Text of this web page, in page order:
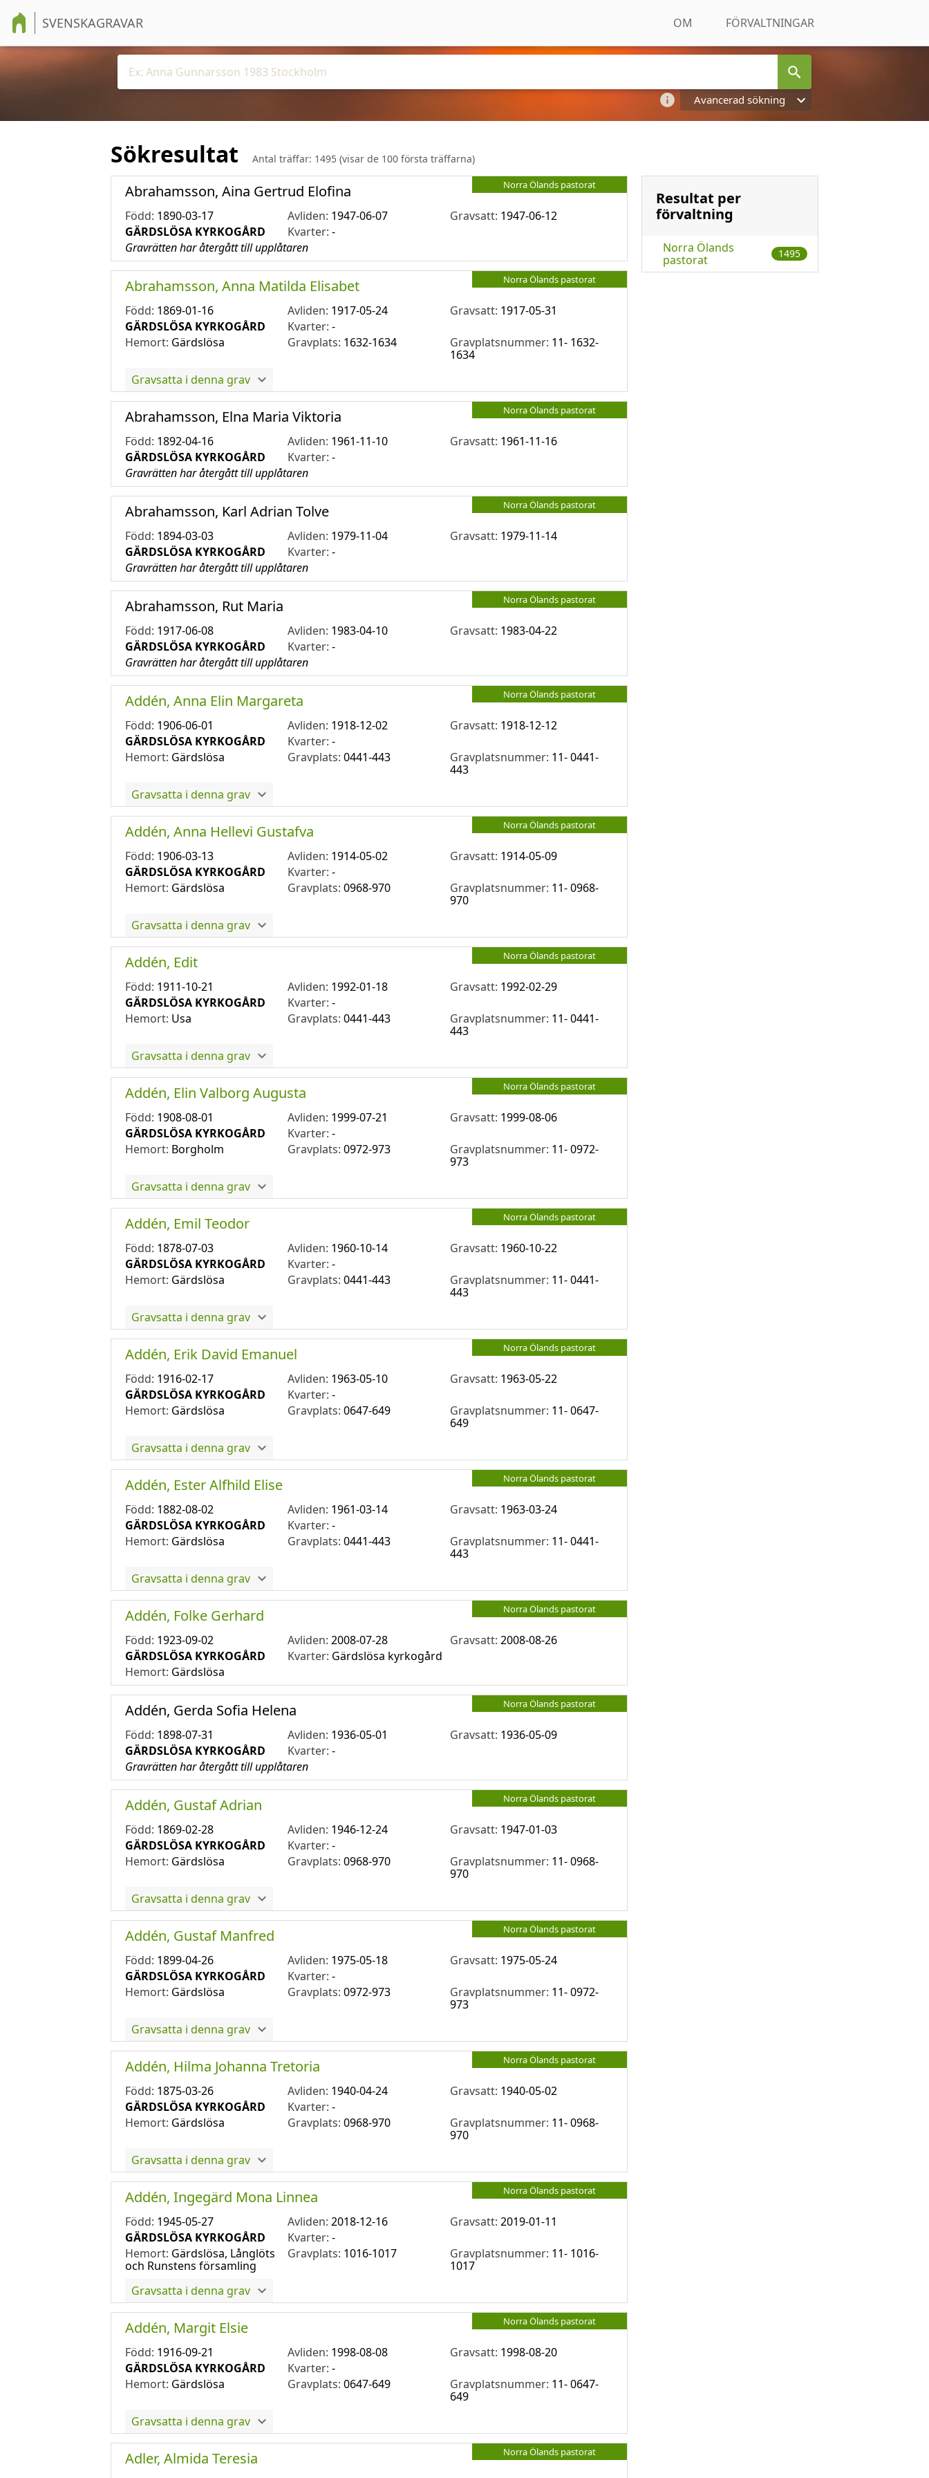
SVENSKAGRAVAR OM FÖRVALTNINGAR
Avancerad sökning
Sökresultat Antal träffar: 1495 (visar de 100 första träffarna)
Resultat per
förvaltning
Norra Ölands
pastorat
1495
Norra Ölands pastorat
Abrahamsson, Aina Gertrud Elofina
Född: 1890-03-17 Avliden: 1947-06-07 Gravsatt: 1947-06-12
GÄRDSLÖSA KYRKOGÅRD
Kvarter:-
Gravrätten har återgått till upplåtaren
Norra Ölands pastorat
Abrahamsson, Anna Matilda Elisabet
Född: 1869-01-16 Avliden: 1917-05-24 Gravsatt: 1917-05-31
GÄRDSLÖSA KYRKOGÅRD
Kvarter:-
Hemort: Gärdslösa Gravplats: 1632-1634 Gravplatsnummer: 11- 1632-
1634
Gravsatta i denna grav
Norra Ölands pastorat
Abrahamsson, Elna Maria Viktoria
Född: 1892-04-16 Avliden: 1961-11-10 Gravsatt: 1961-11-16
GÄRDSLÖSA KYRKOGÅRD
Kvarter:-
Gravrätten har återgått till upplåtaren
Norra Ölands pastorat
Abrahamsson, Karl Adrian Tolve
Född: 1894-03-03 Avliden: 1979-11-04 Gravsatt: 1979-11-14
GÄRDSLÖSA KYRKOGÅRD
Kvarter:-
Gravrätten har återgått till upplåtaren
Norra Ölands pastorat
Abrahamsson, Rut Maria
Född: 1917-06-08 Avliden: 1983-04-10 Gravsatt: 1983-04-22
GÄRDSLÖSA KYRKOGÅRD
Kvarter:-
Gravrätten har återgått till upplåtaren
Norra Ölands pastorat
Addén, Anna Elin Margareta
Född: 1906-06-01 Avliden: 1918-12-02 Gravsatt: 1918-12-12
GÄRDSLÖSA KYRKOGÅRD
Kvarter:-
Hemort: Gärdslösa Gravplats:0441-443 Gravplatsnummer: 11- 0441-
443
Gravsatta i denna grav
Norra Ölands pastorat
Addén, Anna Hellevi Gustafva
Född: 1906-03-13 Avliden: 1914-05-02 Gravsatt: 1914-05-09
GÄRDSLÖSA KYRKOGÅRD
Kvarter:-
Hemort: Gärdslösa Gravplats:0968-970 Gravplatsnummer: 11- 0968-
970
Gravsatta i denna grav
Norra Ölands pastorat
Addén, Edit
Född: 1911-10-21 Avliden: 1992-01-18 Gravsatt: 1992-02-29
GÄRDSLÖSA KYRKOGÅRD
Kvarter:-
Hemort: Usa Gravplats:0441-443 Gravplatsnummer: 11- 0441-
443
Gravsatta i denna grav
Norra Ölands pastorat
Addén, Elin Valborg Augusta
Född: 1908-08-01 Avliden: 1999-07-21 Gravsatt: 1999-08-06
GÄRDSLÖSA KYRKOGÅRD
Kvarter:-
Hemort: Borgholm Gravplats:0972-973 Gravplatsnummer: 11- 0972-
973
Gravsatta i denna grav
Norra Ölands pastorat
Addén, Emil Teodor
Född: 1878-07-03 Avliden: 1960-10-14 Gravsatt: 1960-10-22
GÄRDSLÖSA KYRKOGÅRD
Kvarter:-
Hemort: Gärdslösa Gravplats:0441-443 Gravplatsnummer: 11- 0441-
443
Gravsatta i denna grav
Norra Ölands pastorat
Addén, Erik David Emanuel
Född: 1916-02-17 Avliden: 1963-05-10 Gravsatt: 1963-05-22
GÄRDSLÖSA KYRKOGÅRD
Kvarter:-
Hemort: Gärdslösa Gravplats:0647-649 Gravplatsnummer: 11- 0647-
649
Gravsatta i denna grav
Norra Ölands pastorat
Addén, Ester Alfhild Elise
Född: 1882-08-02 Avliden: 1961-03-14 Gravsatt: 1963-03-24
GÄRDSLÖSA KYRKOGÅRD
Kvarter:-
Hemort: Gärdslösa Gravplats:0441-443 Gravplatsnummer: 11- 0441-
443
Gravsatta i denna grav
Norra Ölands pastorat
Addén, Folke Gerhard
Född: 1923-09-02 Avliden:2008-07-28 Gravsatt:2008-08-26
GÄRDSLÖSA KYRKOGÅRD
Kvarter: Gärdslösa kyrkogård
Hemort: Gärdslösa
Norra Ölands pastorat
Addén, Gerda Sofia Helena
Född: 1898-07-31 Avliden: 1936-05-01 Gravsatt: 1936-05-09
GÄRDSLÖSA KYRKOGÅRD
Kvarter:-
Gravrätten har återgått till upplåtaren
Norra Ölands pastorat
Addén, Gustaf Adrian
Född: 1869-02-28 Avliden: 1946-12-24 Gravsatt: 1947-01-03
GÄRDSLÖSA KYRKOGÅRD
Kvarter:-
Hemort: Gärdslösa Gravplats:0968-970 Gravplatsnummer: 11- 0968-
970
Gravsatta i denna grav
Norra Ölands pastorat
Addén, Gustaf Manfred
Född: 1899-04-26 Avliden: 1975-05-18 Gravsatt: 1975-05-24
GÄRDSLÖSA KYRKOGÅRD
Kvarter:-
Hemort: Gärdslösa Gravplats:0972-973 Gravplatsnummer: 11- 0972-
973
Gravsatta i denna grav
Norra Ölands pastorat
Addén, Hilma Johanna Tretoria
Född: 1875-03-26 Avliden: 1940-04-24 Gravsatt: 1940-05-02
GÄRDSLÖSA KYRKOGÅRD
Kvarter:-
Hemort: Gärdslösa Gravplats:0968-970 Gravplatsnummer: 11- 0968-
970
Gravsatta i denna grav
Norra Ölands pastorat
Addén, Ingegärd Mona Linnea
Född: 1945-05-27 Avliden:2018-12-16 Gravsatt:2019-01-11
GÄRDSLÖSA KYRKOGÅRD
Kvarter:-
Hemort: Gärdslösa, Långlöts
och Runstens församling
Gravplats: 1016-1017 Gravplatsnummer: 11- 1016-
1017
Gravsatta i denna grav
Norra Ölands pastorat
Addén, Margit Elsie
Född: 1916-09-21 Avliden: 1998-08-08 Gravsatt: 1998-08-20
GÄRDSLÖSA KYRKOGÅRD
Kvarter:-
Hemort: Gärdslösa Gravplats:0647-649 Gravplatsnummer: 11- 0647-
649
Gravsatta i denna grav
Norra Ölands pastorat
Adler, Almida Teresia